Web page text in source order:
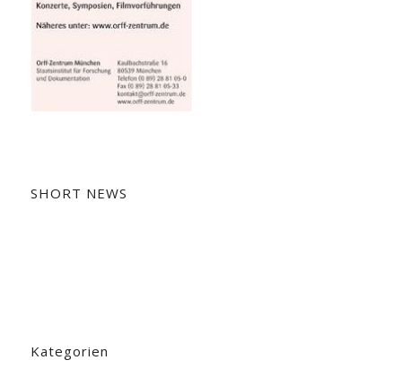
SHORT NEWS
Kategorien